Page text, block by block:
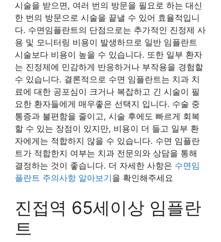
시술을 받으면, 여러 번의 방문을 필요로 하는 대신
한 번의 방문으로 시술을 끝낼 수 있어 효율적입니
다. 수면임플란트의 단점으로는 추가적인 진정제 사
용 및 모니터링 비용이 발생하므로 일반 임플란트
시술보다 비용이 높을 수 있습니다. 또한 일부 환자
는 진정제에 민감하게 반응하거나 부작용을 경험할
수 있습니다. 결론적으로 수면 임플란트는 치과 치
료에 대한 공포심이 크거나 복잡하고 긴 시술이 필
요한 환자들에게 매우좋은 선택지 입니다. 수술 중
통증과 불편함을 줄이고, 시술 후에도 빠르게 회복
할 수 있는 장점이 있지만, 비용이 더 들고 일부 환
자에게는 적합하지 않을 수 있습니다. 수면 임플란
트가 적합한지 여부는 치과 전문의와 상담을 통해
결정하는 것이 좋습니다. 더 자세한 사항은 수면임
플란트 주의사항 알아보기 을 확인해주세요
진접역 65세이상 임플란
트